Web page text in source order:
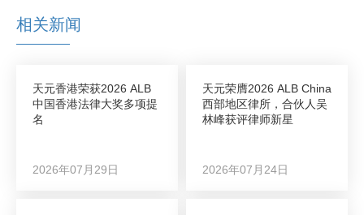
相关新闻
天元香港荣获2026 ALB
中国香港法律大奖多项提
名
2026年07月29日
天元荣膺2026 ALB China
西部地区律所，合伙人吴
林峰获评律师新星
2026年07月24日